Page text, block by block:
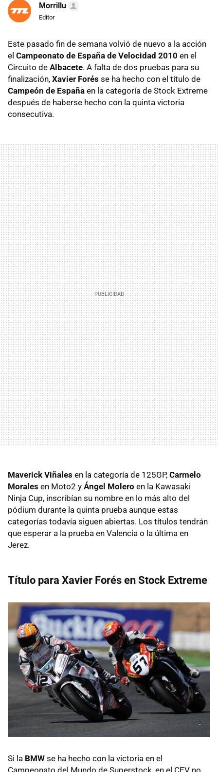
Morrillu
Editor
Este pasado fin de semana volvió de nuevo a la acción
el Campeonato de España de Velocidad 2010 en el
Circuito de Albacete. A falta de dos pruebas para su
finalización, Xavier Forés se ha hecho con el título de
Campeón de España en la categoría de Stock Extreme
después de haberse hecho con la quinta victoria
consecutiva.
Maverick Viñales en la categoría de 125GP, Carmelo
Morales en Moto2 y Ángel Molero en la Kawasaki
Ninja Cup, inscribían su nombre en lo más alto del
pódium durante la quinta prueba aunque estas
categorías todavía siguen abiertas. Los títulos tendrán
que esperar a la prueba en Valencia o la última en
Jerez.
Título para Xavier Forés en Stock Extreme
Si la BMW se ha hecho con la victoria en el